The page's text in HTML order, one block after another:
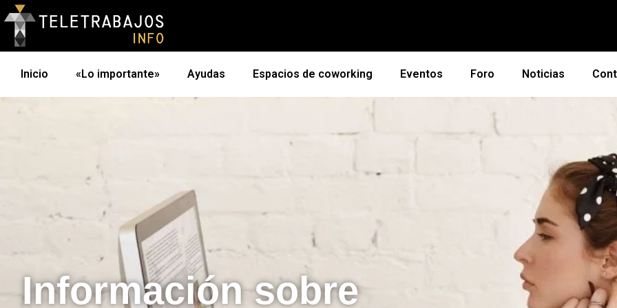
Inicio «Lo importante» Ayudas Espacios de coworking Eventos Foro Noticias
Información sobre